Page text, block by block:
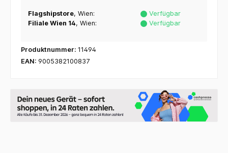
Flagshipstore, Wien:
Verfügbar
Filiale Wien 14, Wien: Verfügbar
Produktnummer: 11494
EAN: 9005382100837